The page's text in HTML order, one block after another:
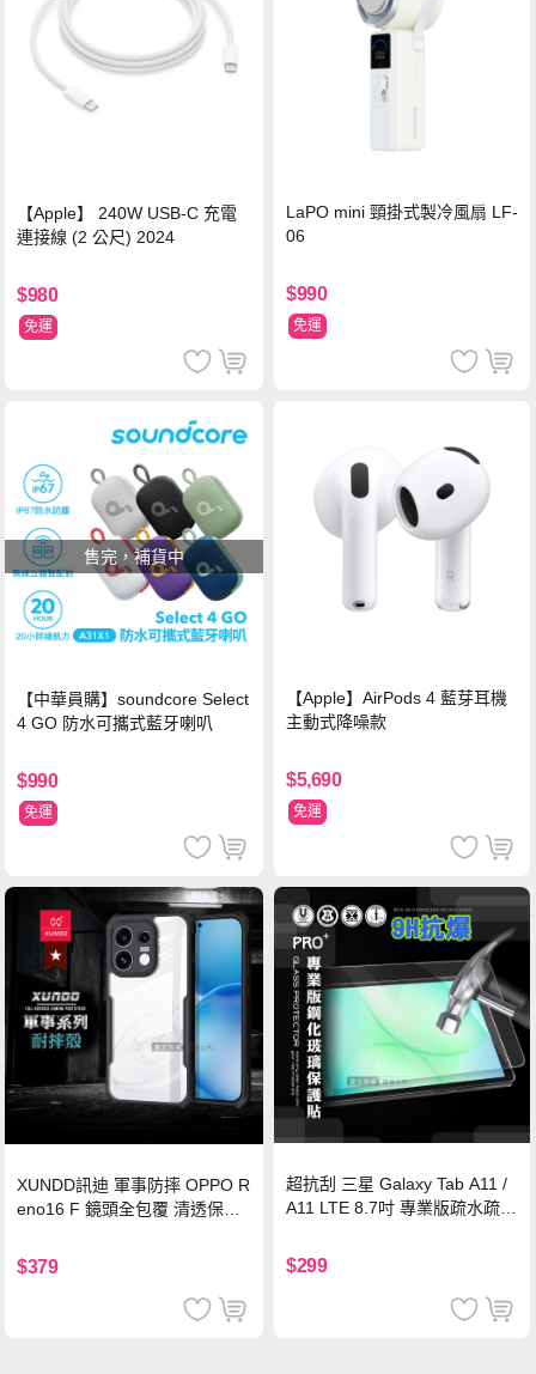
【Apple】 240W USB-C 充電
連接線 (2 公尺) 2024
$980
免運
LaPO mini 頸掛式製冷風扇 LF-
06
$990
免運
售完，補貨中
【中華員購】soundcore Select
4 GO 防水可攜式藍牙喇叭
$990
免運
【Apple】AirPods 4 藍芽耳機
主動式降噪款
$5,690
免運
XUNDD訊迪 軍事防摔 OPPO R
eno16 F 鏡頭全包覆 清透保護
$379
超抗刮 三星 Galaxy Tab A11 /
A11 LTE 8.7吋 專業版疏水疏油
$299